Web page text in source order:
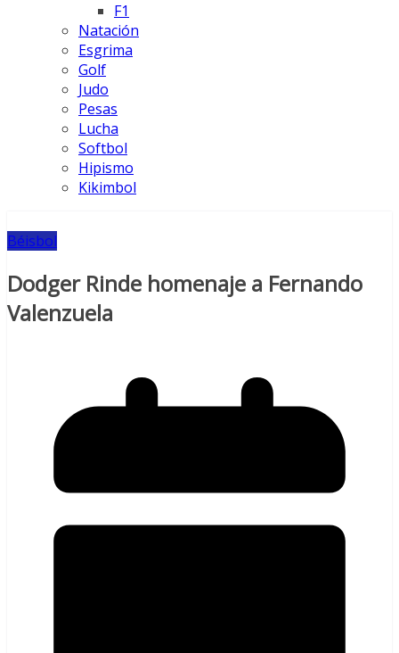
F1
Natación
Esgrima
Golf
Judo
Pesas
Lucha
Softbol
Hipismo
Kikimbol
Béisbol
Dodger Rinde homenaje a Fernando
Valenzuela